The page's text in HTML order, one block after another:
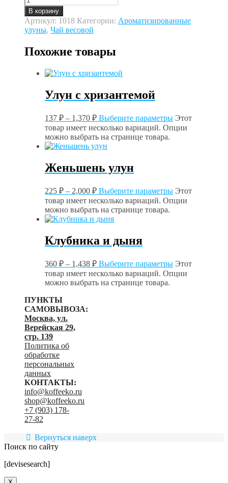
В корзину
Артикул: 1018 Категории: Ароматизированные
улуны, Чай весовой
Похожие товары
Улун с хризантемой
137 ₽ – 1,370 ₽ Выберите параметры Этот
товар имеет несколько вариаций. Опции
можно выбрать на странице товара.
Женьшень улун
225 ₽ – 2,000 ₽ Выберите параметры Этот
товар имеет несколько вариаций. Опции
можно выбрать на странице товара.
Клубника и дыня
360 ₽ – 1,438 ₽ Выберите параметры Этот
товар имеет несколько вариаций. Опции
можно выбрать на странице товара.
ПУНКТЫ
САМОВЫВОЗА:
Москва, ул.
Верейская 29,
стр. 139
Политика об
обработке
персональных
данных
КОНТАКТЫ:
info@koffeeko.ru
shop@koffeeko.ru
‬+7 (903) 178-
27-82
Вернуться наверх
Поиск по сайту
[devisesearch]